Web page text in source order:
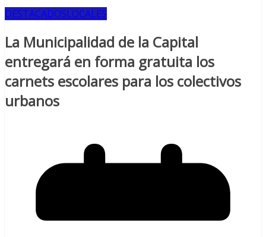
DESTACADOSLOCALES
La Municipalidad de la Capital
entregará en forma gratuita los
carnets escolares para los colectivos
urbanos